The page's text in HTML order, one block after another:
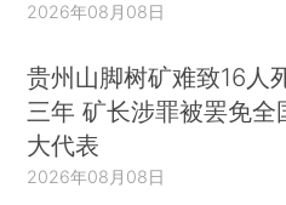
2026年08月08日
贵州山脚树矿难致16人
三年 矿长涉罪被罢免全
大代表
2026年08月08日